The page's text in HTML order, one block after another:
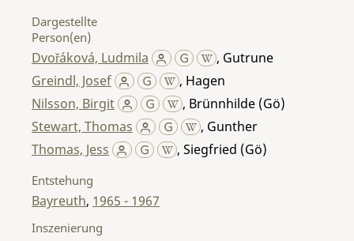
Dargestellte
Person(en)
Dvořáková, Ludmila , Gutrune
Greindl, Josef
, Hagen
Nilsson, Birgit
, Brünnhilde (Gö)
Stewart, Thomas
, Gunther
Thomas, Jess
, Siegfried (Gö)
Entstehung
Bayreuth, 1965 - 1967
Inszenierung